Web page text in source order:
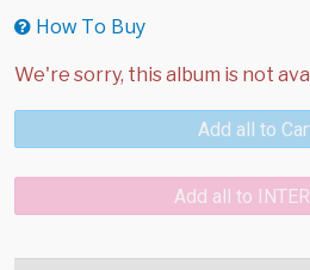
How To Buy
Add all to
Add all to